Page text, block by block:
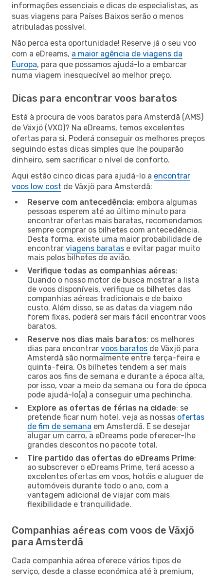
informações essenciais e dicas de especialistas, as
suas viagens para Países Baixos serão o menos
atribuladas possível.
Não perca esta oportunidade! Reserve já o seu voo
com a eDreams, a maior agência de viagens da
Europa, para que possamos ajudá-lo a embarcar
numa viagem inesquecível ao melhor preço.
Dicas para encontrar voos baratos
Está à procura de voos baratos para Amsterdã (AMS)
de Växjö (VXO)? Na eDreams, temos excelentes
ofertas para si. Poderá conseguir os melhores preços
seguindo estas dicas simples que lhe pouparão
dinheiro, sem sacrificar o nível de conforto.
Aqui estão cinco dicas para ajudá-lo a encontrar
voos low cost de Växjö para Amsterdã:
Reserve com antecedência: embora algumas
pessoas esperem até ao último minuto para
encontrar ofertas mais baratas, recomendamos
sempre comprar os bilhetes com antecedência.
Desta forma, existe uma maior probabilidade de
encontrar viagens baratas e evitar pagar muito
mais pelos bilhetes de avião.
Verifique todas as companhias aéreas:
Quando o nosso motor de busca mostrar a lista
de voos disponíveis, verifique os bilhetes das
companhias aéreas tradicionais e de baixo
custo. Além disso, se as datas da viagem não
forem fixas, poderá ser mais fácil encontrar voos
baratos.
Reserve nos dias mais baratos: os melhores
dias para encontrar voos baratos de Växjö para
Amsterdã são normalmente entre terça-feira e
quinta-feira. Os bilhetes tendem a ser mais
caros aos fins de semana e durante a época alta,
por isso, voar a meio da semana ou fora de época
pode ajudá-lo(a) a conseguir uma pechincha.
Explore as ofertas de férias na cidade: se
pretende ficar num hotel, veja as nossas ofertas
de fim de semana em Amsterdã. E se desejar
alugar um carro, a eDreams pode oferecer-lhe
grandes descontos no pacote total.
Tire partido das ofertas do eDreams Prime:
ao subscrever o eDreams Prime, terá acesso a
excelentes ofertas em voos, hotéis e aluguer de
automóveis durante todo o ano, com a
vantagem adicional de viajar com mais
flexibilidade e tranquilidade.
Companhias aéreas com voos de Växjö
para Amsterdã
Cada companhia aérea oferece vários tipos de
serviço, desde a classe económica até à premium,